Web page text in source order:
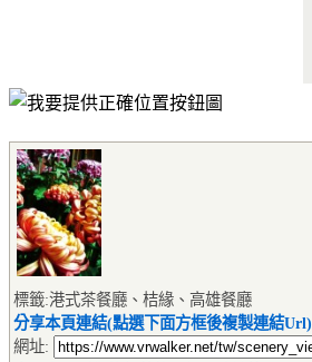
標籤:港式茶餐廳、桔緣、高雄餐廳
分享本頁連結(點選下面方框後複製連結Url)
網址: